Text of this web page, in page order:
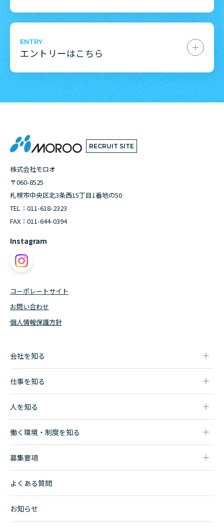
ENTRY
エントリーはこちら
RECRUIT SITE
株式会社モロオ
〒060-8525
札幌市中央区北3条西15丁目1番地の50
TEL： 011-618-2323
FAX：011-644-0394
Instagram
コーポレートサイト
お問い合わせ
個人情報保護方針
会社を知る
人事担当者からのメッセージ
仕事を知る
SE - システムエンジニア
OP - オペレーター
人を知る
働く環境・制度を知る
オフィスツアー
募集要項
中途採用
よくある質問
お知らせ